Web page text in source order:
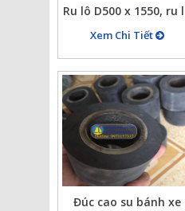
Ru lô D500 x 1550, ru
băng tải phi 500, dài
1550
Xem Chi Tiết
Đúc cao su bánh xe